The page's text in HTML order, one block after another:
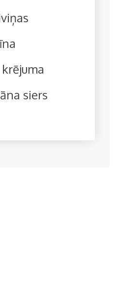
siers